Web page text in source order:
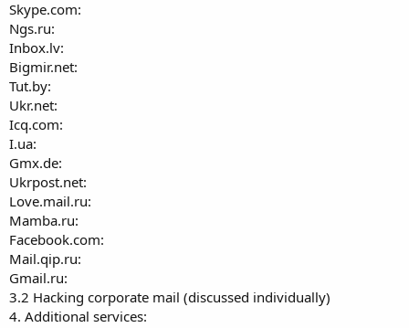
Skype.com:
Ngs.ru:
Inbox.lv:
Bigmir.net:
Tut.by:
Ukr.net:
Icq.com:
I.ua:
Gmx.de:
Ukrpost.net:
Love.mail.ru:
Mamba.ru:
Facebook.com:
Mail.qip.ru:
Gmail.ru:
3.2 Hacking corporate mail (discussed individually)
4. Additional services: